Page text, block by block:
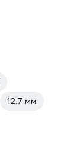
12.7 мм